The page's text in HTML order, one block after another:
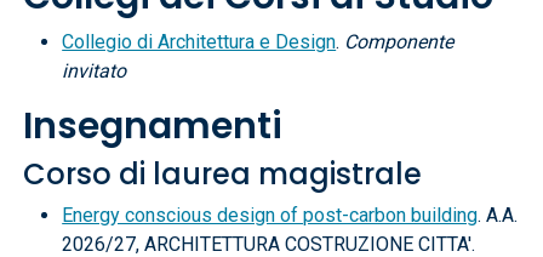
Collegio di Architettura e Design. Componente
invitato
Insegnamenti
Corso di laurea magistrale
Energy conscious design of post-carbon building. A.A.
2026/27, ARCHITETTURA COSTRUZIONE CITTA'.